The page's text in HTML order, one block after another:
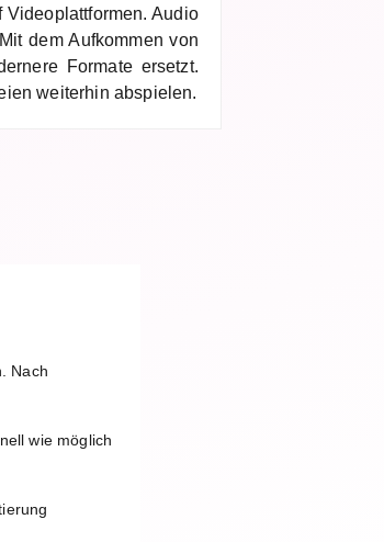
Audio
dem Aufkommen von
Formate ersetzt.
weiterhin abspielen.
Nach
wie möglich